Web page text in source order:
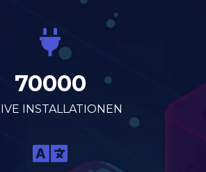
70000
INSTALLATIONEN